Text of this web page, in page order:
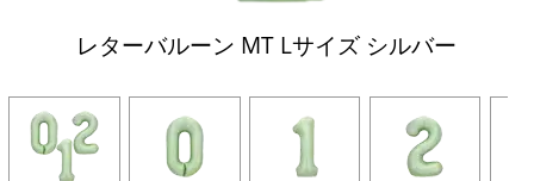
レターバルーン MT Lサイズ シルバー